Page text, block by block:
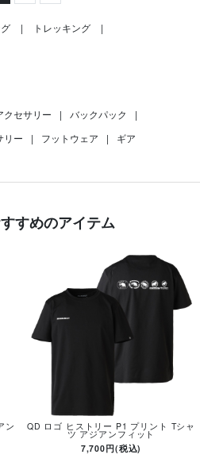
トレッキング
クセサリー | バックパック
|
リー
| フットウェア | ギア
すめのアイテム
ン QD ロゴ ヒストリー P1 プリント Tシャ
ツ アジアンフィット
7,700円(税込)